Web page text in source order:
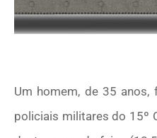
Um homem, de 35
policiais militares do 15º